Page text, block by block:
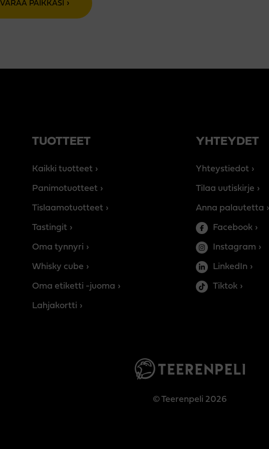
VARAA PAIKKASI
TUOTTEET
Kaikki tuotteet
Panimotuotteet
Tislaamotuotteet
Tastingit
Oma tynnyri
Whisky cube
Oma etiketti -juoma
Lahjakortti
YHTEYDET
Yhteystiedot
Tilaa uutiskirje
Anna palautetta
Facebook
Instagram
LinkedIn
Tiktok
© Teerenpeli 2026